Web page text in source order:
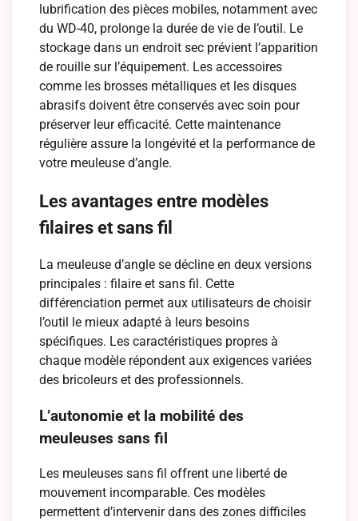
lubrification des pièces mobiles, notamment avec
du WD-40, prolonge la durée de vie de l’outil. Le
stockage dans un endroit sec prévient l’apparition
de rouille sur l’équipement. Les accessoires
comme les brosses métalliques et les disques
abrasifs doivent être conservés avec soin pour
préserver leur efficacité. Cette maintenance
régulière assure la longévité et la performance de
votre meuleuse d’angle.
Les avantages entre modèles
filaires et sans fil
La meuleuse d’angle se décline en deux versions
principales : filaire et sans fil. Cette
différenciation permet aux utilisateurs de choisir
l’outil le mieux adapté à leurs besoins
spécifiques. Les caractéristiques propres à
chaque modèle répondent aux exigences variées
des bricoleurs et des professionnels.
L’autonomie et la mobilité des
meuleuses sans fil
Les meuleuses sans fil offrent une liberté de
mouvement incomparable. Ces modèles
permettent d’intervenir dans des zones difficiles